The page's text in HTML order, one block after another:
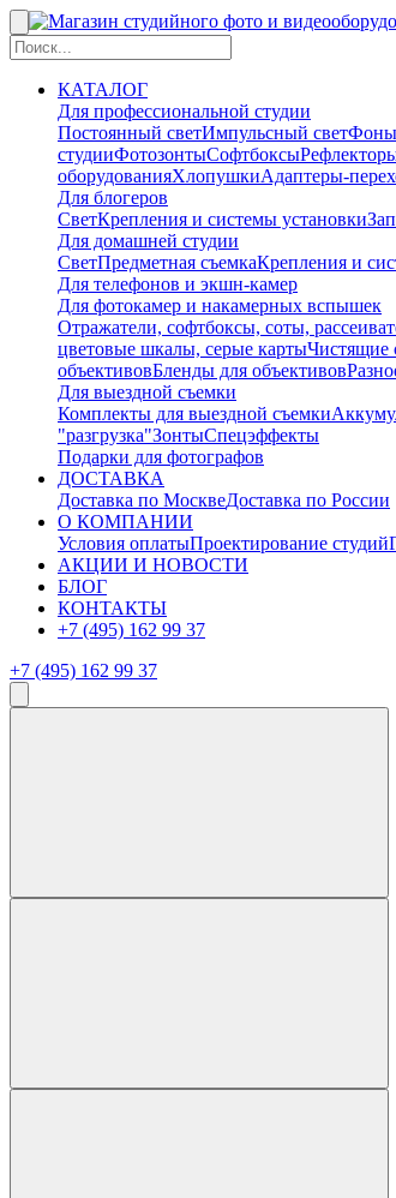
КАТАЛОГ
Для профессиональной студии
Постоянный светИмпульсный светФоны
студииФотозонтыСофтбоксы
оборудованияХлопушкиАдаптеры-
Для блогеров
СветКрепления и системы установки
Для домашней студии
СветПредметная съемкаКрепления и
Для телефонов и экшн-камер
Для фотокамер и накамерных вспышек
Отражатели, софтбоксы, соты,
цветовые шкалы, серые картыЧистящие
объективовБленды для объективов
Для выездной съемки
Комплекты для выездной съемки
"разгрузка"ЗонтыСпецэффекты
Подарки для фотографов
ДОСТАВКА
Доставка по МосквеДоставка по России
О КОМПАНИИ
Условия оплатыПроектирование студий
АКЦИИ И НОВОСТИ
БЛОГ
КОНТАКТЫ
+7 (495) 162 99 37
+7 (495) 162 99 37